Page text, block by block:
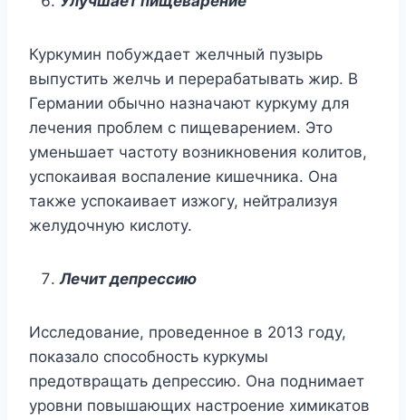
Куркумин побуждает желчный пузырь
выпустить желчь и перерабатывать жир. В
Германии обычно назначают куркуму для
лечения проблем с пищеварением. Это
уменьшает частоту возникновения колитов,
успокаивая воспаление кишечника. Она
также успокаивает изжогу, нейтрализуя
желудочную кислоту.
Лечит депрессию
Исследование, проведенное в 2013 году,
показало способность куркумы
предотвращать депрессию. Она поднимает
уровни повышающих настроение химикатов